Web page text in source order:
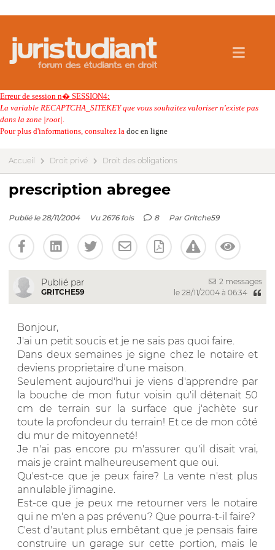
Erreur de session n� SESSION4:
La variable RECAPTCHA_SITEKEY que vous souhaitez valoriser n'existe pas
dans la zone |root|.
Pour plus d'informations, consultez la doc en ligne
Accueil Droit privé Droit des obligations
prescription abregee
Publié le 28/11/2004 Vu 2676 fois 8 Par Gritche59
Publié par
GRITCHE59
2 messages
le 28/11/2004 à 06:34
Bonjour,
J'ai un petit soucis et je ne sais pas quoi faire.
Dans deux semaines je signe chez le notaire et
deviens proprietaire d'une maison.
Seulement aujourd'hui je viens d'apprendre par
la bouche de mon futur voisin qu'il détenait 50
cm de terrain sur la surface que j'achète sur
toute la profondeur du terrain! Et ce de mon côté
du mur de mitoyenneté!
Je n'ai pas encore pu m'assurer qu'il disait vrai,
mais je craint malheureusement que oui.
Qu'est-ce que je peux faire? La vente n'est plus
annulable j'imagine.
Est-ce que je peux me retourner vers le notaire
qui ne m'en a pas prévenu? Que pourra-t-il faire?
C'est d'autant plus embêtant que je pensais faire
construire un garage sur cette portion, mais le